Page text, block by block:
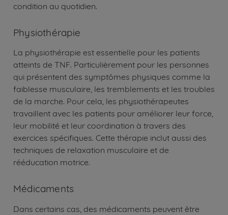
condition au quotidien.
Physiothérapie
La physiothérapie est essentielle pour les patients
atteints de TNF. Particulièrement pour les personnes
qui présentent des symptômes physiques comme la
faiblesse musculaire, les tremblements et les troubles
de la marche. Pour cela, les physiothérapeutes
travaillent avec les patients pour améliorer leur force,
leur mobilité et leur coordination à travers des
exercices spécifiques. Cette thérapie inclut aussi des
techniques de relaxation musculaire et de
rééducation motrice.
Médicaments
Dans certains cas, des médicaments peuvent être